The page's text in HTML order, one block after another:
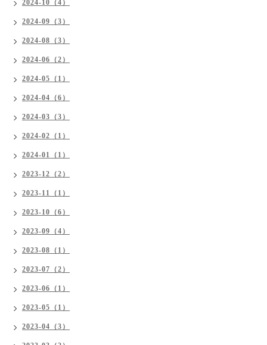
2024-10（4）
2024-09（3）
2024-08（3）
2024-06（2）
2024-05（1）
2024-04（6）
2024-03（3）
2024-02（1）
2024-01（1）
2023-12（2）
2023-11（1）
2023-10（6）
2023-09（4）
2023-08（1）
2023-07（2）
2023-06（1）
2023-05（1）
2023-04（3）